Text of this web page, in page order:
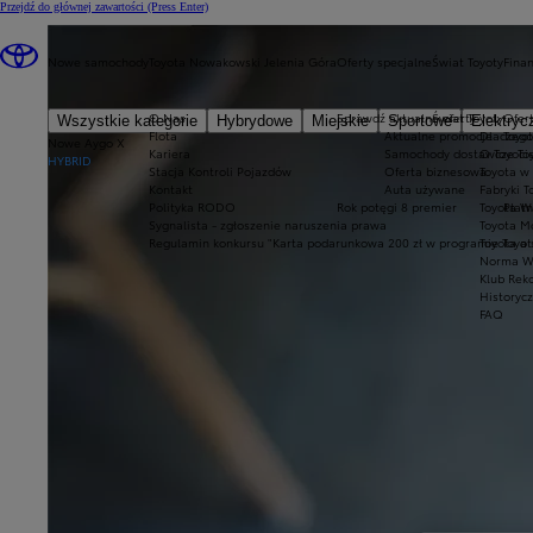
Przejdź do głównej zawartości (Press Enter)
Wszystkie kategorie Hybrydowe Miejskie Sportowe
Nowe Aygo X
HYBRID
Toyota Nowakowski Jelenia Góra
O Nas
Flota
Kariera
Stacja Kontroli Pojazdów
Kontakt
Polityka RODO
Sygnalista - zgłoszenie naruszenia prawa
Regulamin konkursu "Karta podarunkowa 200 zł w programie
Oferty specjalne
Sprawdź aktualne oferty
Aktualne promocje
Samochody dostawcze
Oferta biznesowa
Auta używane
Rok potęgi 8 premier
Świat Toyoty
Świat Toyoty
O
Toyota
Fabryki
Toyota
Toyota
Toyota a
Norma
Klub
FAQ